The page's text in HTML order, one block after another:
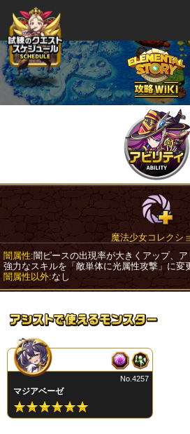
魔法少女コレクシ
闇属性:闇ピースの出現率が大きくアップ、
強力なスキルを「敵単体に光属性攻撃」に変
闇属性以外:なし
マジアベーゼ
No.4257